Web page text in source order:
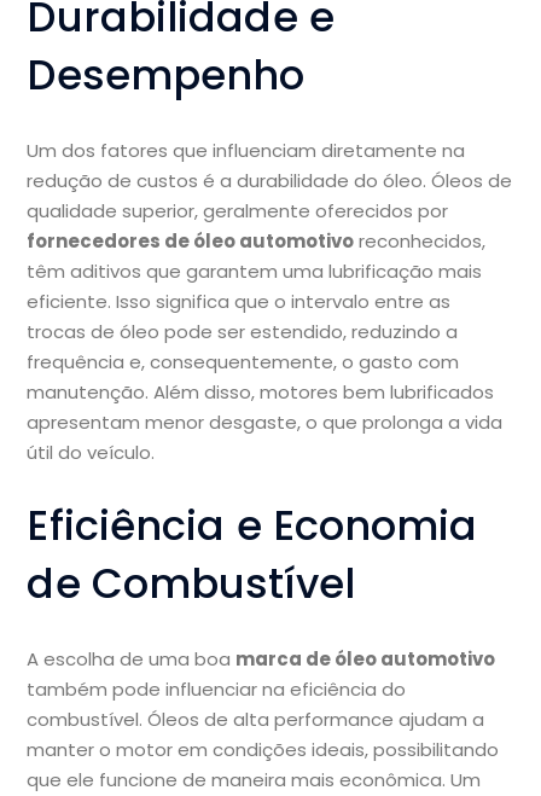
Durabilidade e
Desempenho
Um dos fatores que influenciam diretamente na
redução de custos é a durabilidade do óleo. Óleos de
qualidade superior, geralmente oferecidos por
fornecedores de óleo automotivoreconhecidos,
têm aditivos que garantem uma lubrificação mais
eficiente. Isso significa que o intervalo entre as
trocas de óleo pode ser estendido, reduzindo a
frequência e, consequentemente, o gasto com
manutenção. Além disso, motores bem lubrificados
apresentam menor desgaste, o que prolonga a vida
útil do veículo.
Eficiência e Economia
de Combustível
A escolha de uma boa marca de óleo automotivo
também pode influenciar na eficiência do
combustível. Óleos de alta performance ajudam a
manter o motor em condições ideais, possibilitando
que ele funcione de maneira mais econômica. Um